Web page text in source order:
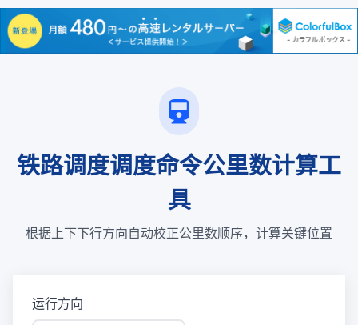
铁路调度调度命令公里数计算工
具
根据上下下行方向自动校正公里数顺序，计算关键位置
运行方向